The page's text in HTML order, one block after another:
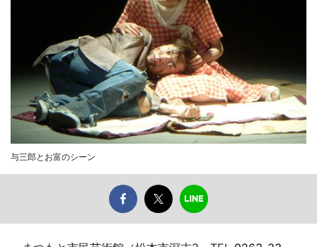
与三郎とお富のシーン